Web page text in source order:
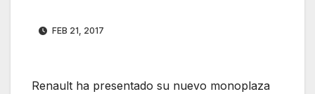
FEB 21, 2017
Renault ha presentado su nuevo monoplaza